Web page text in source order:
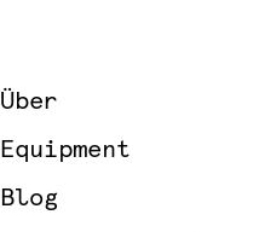
Über
Equipment
Blog